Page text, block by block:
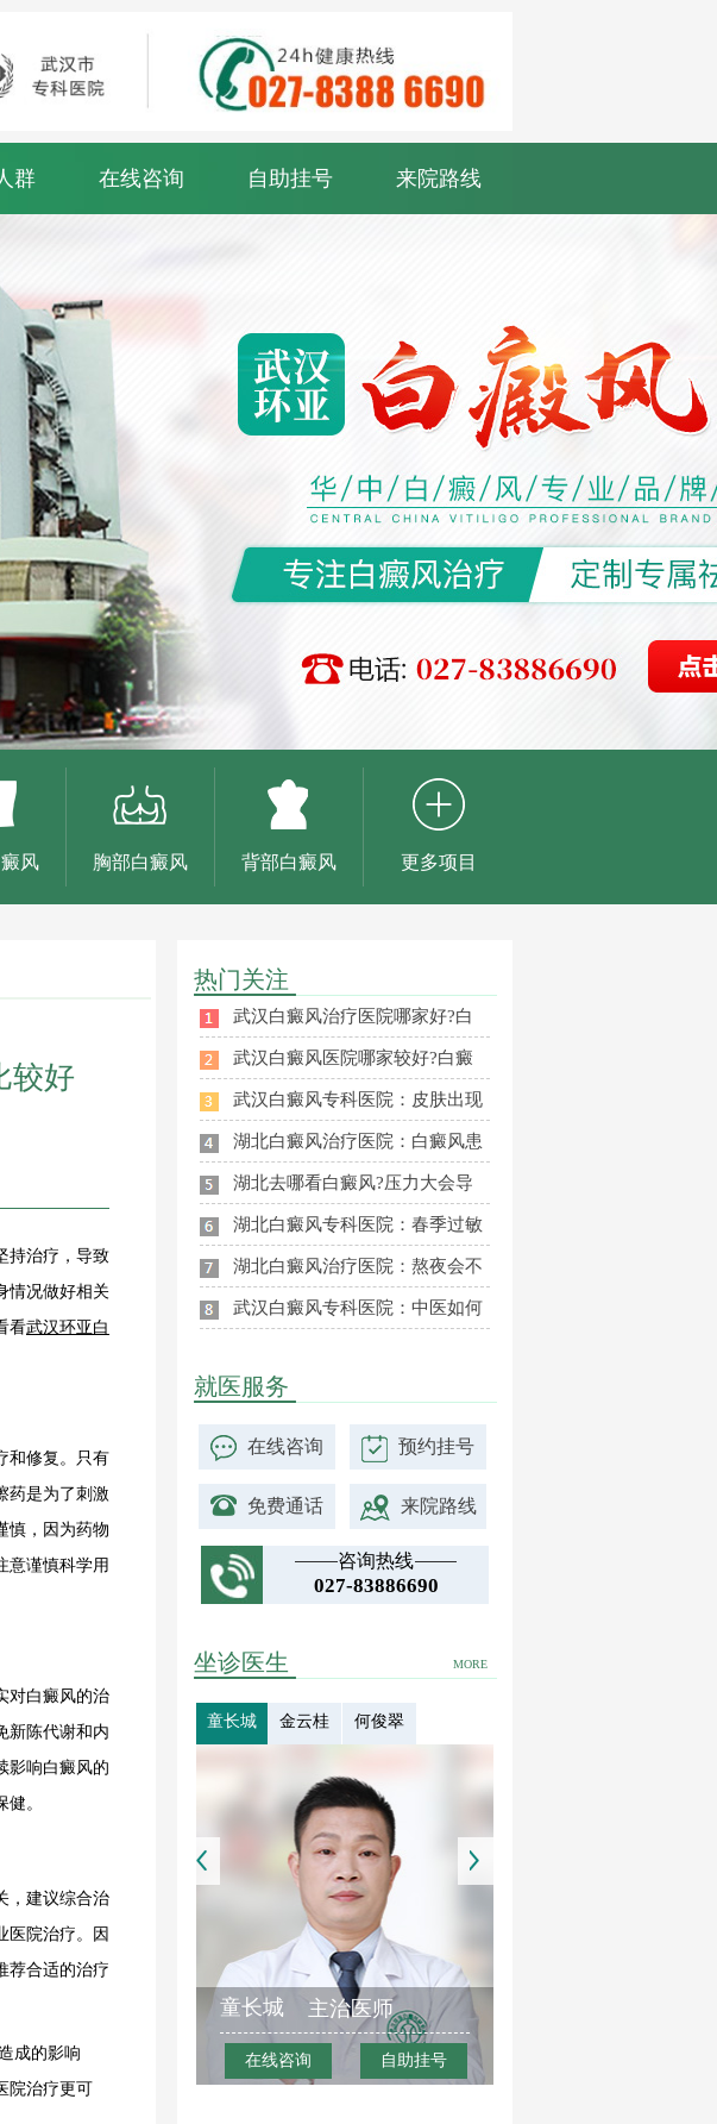
群 在线咨询 自助挂号 来院路线
风 胸部白癜风 背部白癜风 更多项目
较好
持治疗，导致
情况做好相关
看武汉环亚白
和修复。只有
药是为了刺激
慎，因为药物
意谨慎科学用
对白癜风的治
新陈代谢和内
影响白癜风的
。
，建议综合治
医院治疗。因
荐合适的治疗
成的影响
院治疗更可
热门关注
武汉白癜风治疗医院哪家好?白
武汉白癜风医院哪家较好?白癜
武汉白癜风专科医院：皮肤出现
湖北白癜风治疗医院：白癜风患
湖北去哪看白癜风?压力大会导
湖北白癜风专科医院：春季过敏
湖北白癜风治疗医院：熬夜会不
武汉白癜风专科医院：中医如何
就医服务
在线咨询 预约挂号
免费通话 来院路线
咨询热线
027-83886690
MORE
坐诊医生
童长城 金云桂 何俊翠
童长城 主治医师
在线咨询 自助挂号